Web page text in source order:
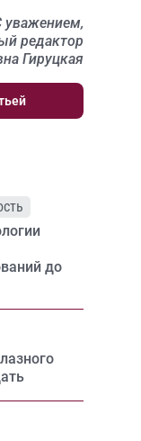
уважением,
редактор
Гируцкая
до